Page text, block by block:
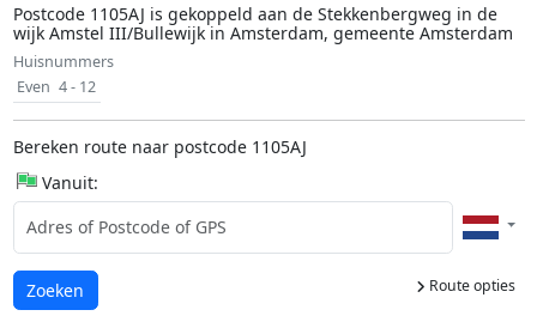
Postcode 1105AJ is gekoppeld aan de Stekkenbergweg in de
wijk Amstel III/Bullewijk in Amsterdam, gemeente Amsterdam
Huisnummers
Even 4 - 12
Bereken route naar postcode 1105AJ
Vanuit:
Route opties
Laden...
Zoeken